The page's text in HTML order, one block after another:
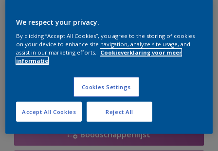
Aantal Verfcalculator
Bereken
Op dit moment is het niet mogelijk dit product online
te bestellen. Bezoek je dichtstbijzijnde winkel of klik op
de knop hieronder.
Boodschappenlijst
We respect your privacy.
By clicking “Accept All Cookies”, you agree to the storing of cookies
on your device to enhance site navigation, analyze site usage, and
assist in our marketing efforts.
Cookieverklaring voor meer
informatie
Cookies Settings
Reject All
Accept All Cookies